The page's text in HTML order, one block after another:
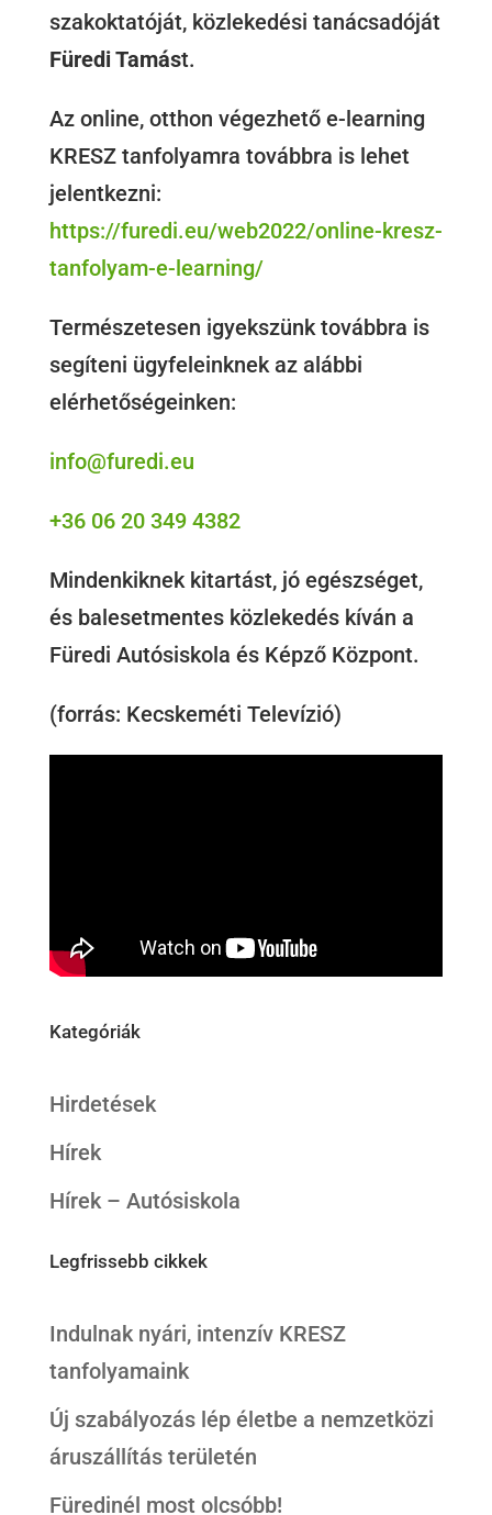
szakoktatóját, közlekedési tanácsadóját
Füredi Tamást.
Az online, otthon végezhető e-learning
KRESZ tanfolyamra továbbra is lehet
jelentkezni:
https://furedi.eu/web2022/online-kresz-
tanfolyam-e-learning/
Természetesen igyekszünk továbbra is
segíteni ügyfeleinknek az alábbi
elérhetőségeinken:
info@furedi.eu
+36 06 20 349 4382
Mindenkiknek kitartást, jó egészséget,
és balesetmentes közlekedés kíván a
Füredi Autósiskola és Képző Központ.
(forrás: Kecskeméti Televízió)
Kategóriák
Hirdetések
Hírek
Hírek – Autósiskola
Legfrissebb cikkek
Indulnak nyári, intenzív KRESZ
tanfolyamaink
Új szabályozás lép életbe a nemzetközi
áruszállítás területén
Füredinél most olcsóbb!